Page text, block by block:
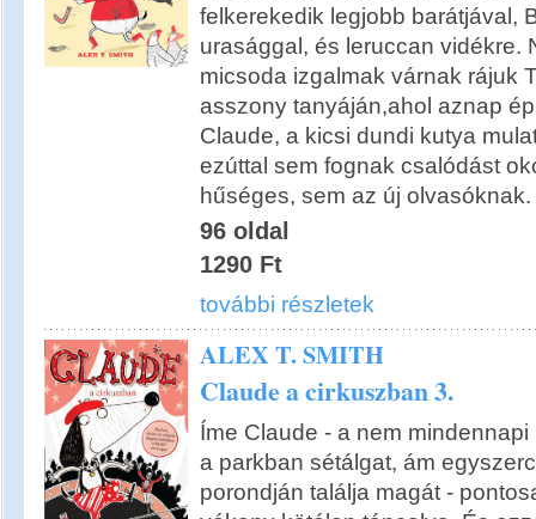
felkerekedik legjobb barátjával,
urasággal, és leruccan vidékre.
micsoda izgalmak várnak rájuk
asszony tanyáján,ahol aznap
Claude, a kicsi dundi kutya
ezúttal sem fognak csalódást
hűséges, sem az új olvasóknak.
96 oldal
1290 Ft
további részletek
ALEX T. SMITH
Claude a cirkuszban 3.
Íme Claude - a nem
a parkban sétálgat, ám
porondján találja magát -